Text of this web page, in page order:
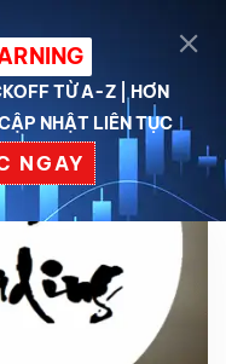
TỪ A-Z | HƠN
NHẬT LIÊN TỤC
NGAY